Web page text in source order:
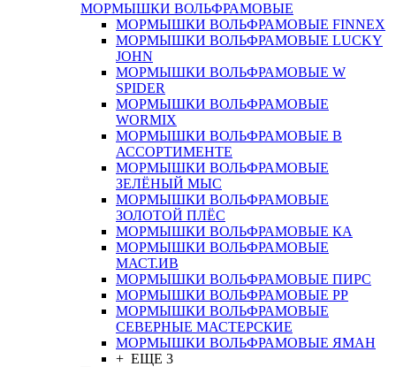
МОРМЫШКИ ВОЛЬФРАМОВЫЕ
МОРМЫШКИ ВОЛЬФРАМОВЫЕ FINNEX
МОРМЫШКИ ВОЛЬФРАМОВЫЕ LUCKY
JOHN
МОРМЫШКИ ВОЛЬФРАМОВЫЕ W
SPIDER
МОРМЫШКИ ВОЛЬФРАМОВЫЕ
WORMIX
МОРМЫШКИ ВОЛЬФРАМОВЫЕ В
АССОРТИМЕНТЕ
МОРМЫШКИ ВОЛЬФРАМОВЫЕ
ЗЕЛЁНЫЙ МЫС
МОРМЫШКИ ВОЛЬФРАМОВЫЕ
ЗОЛОТОЙ ПЛЁС
МОРМЫШКИ ВОЛЬФРАМОВЫЕ КА
МОРМЫШКИ ВОЛЬФРАМОВЫЕ
МАСТ.ИВ
МОРМЫШКИ ВОЛЬФРАМОВЫЕ ПИРС
МОРМЫШКИ ВОЛЬФРАМОВЫЕ РР
МОРМЫШКИ ВОЛЬФРАМОВЫЕ
СЕВЕРНЫЕ МАСТЕРСКИЕ
МОРМЫШКИ ВОЛЬФРАМОВЫЕ ЯМАН
+ ЕЩЕ 3